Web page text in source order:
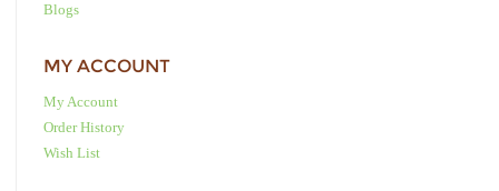
Blogs
MY ACCOUNT
My Account
Order History
Wish List